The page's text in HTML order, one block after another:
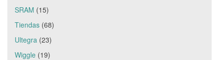
SRAM (15)
Tiendas (68)
Ultegra (23)
Wiggle (19)